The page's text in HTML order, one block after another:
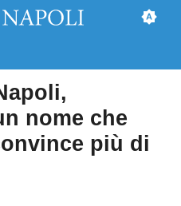
nome che
più di